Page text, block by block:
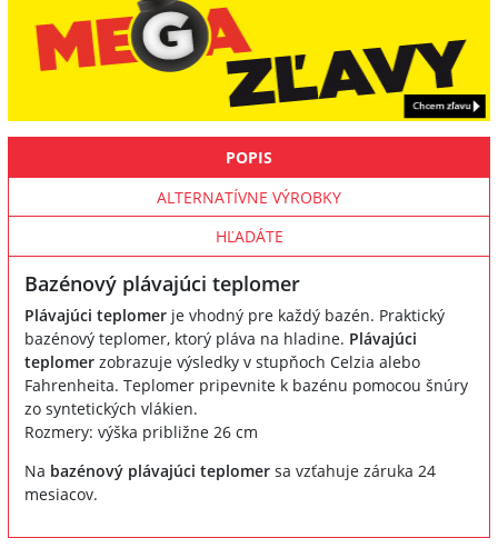
POPIS
ALTERNATÍVNE VÝROBKY
HĽADÁTE
Bazénový plávajúci teplomer
Plávajúci teplomer je vhodný pre každý bazén. Praktický
bazénový teplomer, ktorý pláva na hladine. Plávajúci
teplomer zobrazuje výsledky v stupňoch Celzia alebo
Fahrenheita. Teplomer pripevnite k bazénu pomocou šnúry
zo syntetických vlákien.
Rozmery: výška približne 26 cm
Na bazénový plávajúci teplomer sa vzťahuje záruka 24
mesiacov.